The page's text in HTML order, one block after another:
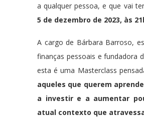
a qualquer pessoa, e que vai
5 de dezembro de 2023, às
A cargo de Bárbara Barroso,
finanças pessoais e fundadora
esta é uma Masterclass
aqueles que querem
a investir e a aumentar
atual contexto que